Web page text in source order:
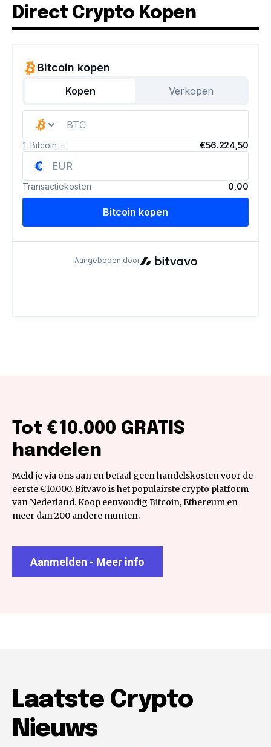
Direct Crypto Kopen
Tot €10.000 GRATIS
handelen
Meld je via ons aan en betaal geen handelskosten voor de
eerste €10.000. Bitvavo is het populairste crypto platform
van Nederland. Koop eenvoudig Bitcoin, Ethereum en
meer dan 200 andere munten.
Aanmelden - Meer info
Laatste Crypto
Nieuws